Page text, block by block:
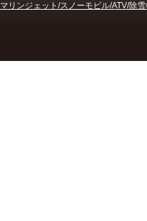
マリンジェット/スノーモビル/ATV/除